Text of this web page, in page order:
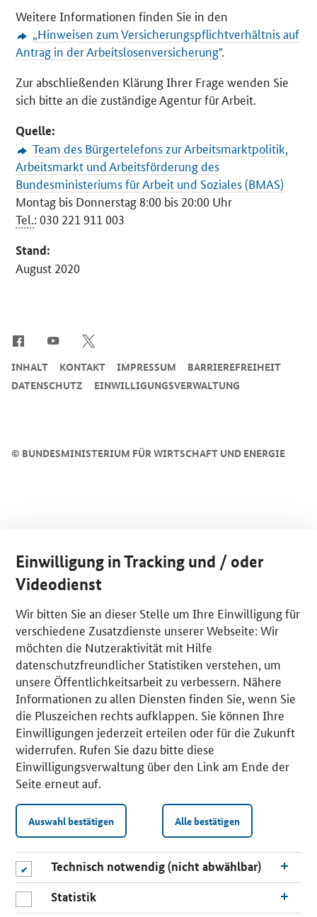
Weitere Informationen finden Sie in den
„Hinweisen zum Versicherungspflichtverhältnis auf
Antrag in der Arbeitslosenversicherung".
Zur abschließenden Klärung Ihrer Frage wenden Sie
sich bitte an die zuständige Agentur für Arbeit.
Quelle:
Team des Bürgertelefons zur Arbeitsmarktpolitik,
Arbeitsmarkt und Arbeitsförderung des
Bundesministeriums für Arbeit und Soziales (BMAS)
Montag bis Donnerstag 8:00 bis 20:00 Uhr
Tel.: 030 221 911 003
Stand:
August 2020
© BUNDESMINISTERIUM FÜR WIRTSCHAFT UND ENERGIE
INHALT KONTAKT IMPRESSUM
BARRIEREFREIHEIT
DATENSCHUTZ
EINWILLIGUNGSVERWALTUNG
Einwilligung in Tracking und / oder
Videodienst
Wir bitten Sie an dieser Stelle um Ihre Einwilligung für
verschiedene Zusatzdienste unserer Webseite: Wir
möchten die Nutzeraktivität mit Hilfe
datenschutzfreundlicher Statistiken verstehen, um
unsere Öffentlichkeitsarbeit zu verbessern. Nähere
Informationen zu allen Diensten finden Sie, wenn Sie
die Pluszeichen rechts aufklappen. Sie können Ihre
Einwilligungen jederzeit erteilen oder für die Zukunft
widerrufen. Rufen Sie dazu bitte diese
Einwilligungsverwaltung über den Link am Ende der
Seite erneut auf.
Auswahl bestätigen Alle bestätigen
Technisch notwendig (nicht abwählbar)
Statistik